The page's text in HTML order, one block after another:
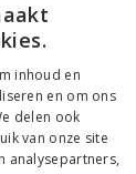
DUTCH
GERMAN
ITALIAN
inhoud en
en om ons
delen ook
van onze site
analysepartners,